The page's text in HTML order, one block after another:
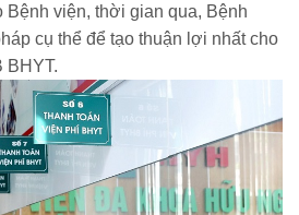
Bệnh viện, thời gian qua, Bệnh
cụ thể để tạo thuận lợi nhất cho
BHYT.